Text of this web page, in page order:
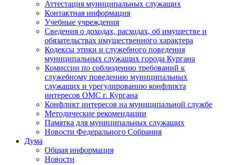
Аттестация муниципальных служащих
Контактная информация
Учебные учреждения
Сведения о доходах, расходах, об имуществе и
обязательствах имущественного характера
Кодексы этики и служебного поведения
муниципальных служащих города Кургана
Комиссии по соблюдению требований к
служебному поведению муниципальных
служащих и урегулированию конфликта
интересов ОМС г. Кургана
Конфликт интересов на муниципальной службе
Методические рекомендации
Памятка для муниципальных служащих
Новости Федерального Cобрания
Дума
Общая информация
Новости